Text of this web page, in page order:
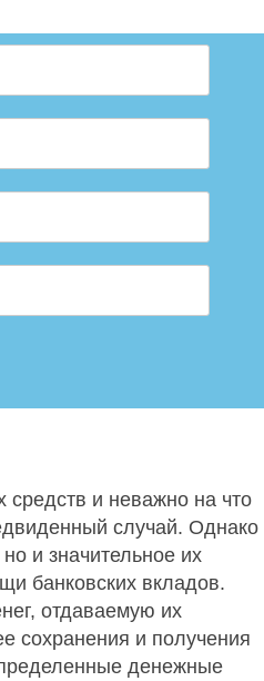
и неважно на что
случай. Однако
и значительное их
банковских вкладов.
отдаваемую их
сохранения и получения
денежные